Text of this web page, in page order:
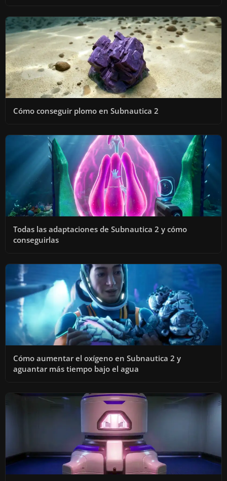
Cómo conseguir plomo en Subnautica 2
Todas las adaptaciones de Subnautica 2 y cómo
conseguirlas
Cómo aumentar el oxígeno en Subnautica 2 y
aguantar más tiempo bajo el agua